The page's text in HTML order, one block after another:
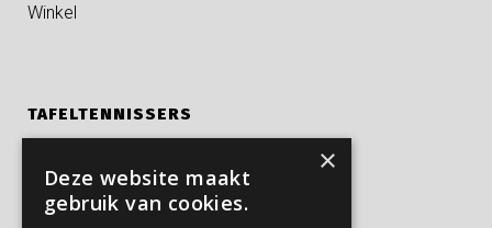
Winkel
TAFELTENNISSERS
Kampen
Privé trainingen
Verjaardagsfeestjes
×
Deze website maakt
gebruik van cookies.